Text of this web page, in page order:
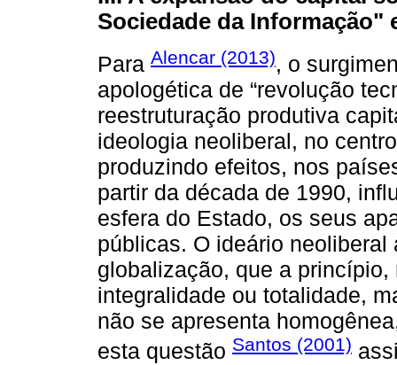
Sociedade da Informação"
Para Alencar (2013), o
apologética de “revolução
reestruturação produtiva
ideologia neoliberal, no
produzindo efeitos, nos
partir da década de 1990,
esfera do Estado, os seus
públicas. O ideário
globalização, que a
integralidade ou totalidade,
não se apresenta
esta questão Santos (2001)